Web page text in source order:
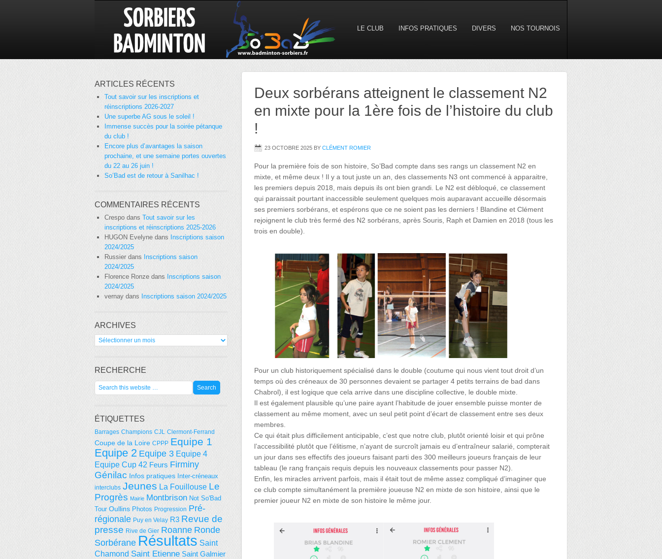
LE CLUB INFOS PRATIQUES DIVERS NOS TOURNOIS
Deux sorbérans atteignent le classement N2
en mixte pour la 1ère fois de l’histoire du club
!
23 OCTOBRE 2025 BY CLÉMENT ROMIER
Pour la première fois de son histoire, So’Bad compte dans ses rangs un classement N2 en
mixte, et même deux ! Il y a tout juste un an, des classements N3 ont commencé à apparaitre,
les premiers depuis 2018, mais depuis ils ont bien grandi. Le N2 est débloqué, ce classement
qui paraissait pourtant inaccessible seulement quelques mois auparavant accueille désormais
ses premiers sorbérans, et espérons que ce ne soient pas les derniers ! Blandine et Clément
rejoignent le club très fermé des N2 sorbérans, après Souris, Raph et Damien en 2018 (tous les
trois en double).
Pour un club historiquement spécialisé dans le double (coutume qui nous vient tout droit d’un
temps où des créneaux de 30 personnes devaient se partager 4 petits terrains de bad dans
Chabrol), il est logique que cela arrive dans une discipline collective, le double mixte.
Il est également plausible qu’une paire ayant l’habitude de jouer ensemble puisse monter de
classement au même moment, avec un seul petit point d’écart de classement entre ses deux
membres.
Ce qui était plus difficilement anticipable, c’est que notre club, plutôt orienté loisir et qui prône
l’accessibilité plutôt que l’élitisme, n’ayant de surcroît jamais eu d’entraîneur salarié, compterait
un jour dans ses effectifs des joueurs faisant parti des 300 meilleurs joueurs français de leur
tableau (le rang français requis depuis les nouveaux classements pour passer N2).
Enfin, les miracles arrivent parfois, mais il était tout de même assez compliqué d’imaginer que
ce club compte simultanément la première joueuse N2 en mixte de son histoire, ainsi que le
premier joueur N2 en mixte de son histoire le même jour.
ARTICLES RÉCENTS
Tout savoir sur les inscriptions et
réinscriptions 2026-2027
Une superbe AG sous le soleil !
Immense succès pour la soirée pétanque
du club !
Encore plus d’avantages la saison
prochaine, et une semaine portes ouvertes
du 22 au 26 juin !
So’Bad est de retour à Sanilhac !
COMMENTAIRES RÉCENTS
Crespo dans Tout savoir sur les
inscriptions et réinscriptions 2025-2026
HUGON Evelyne dans
Inscriptions saison
2024/2025
Russier dans Inscriptions saison
2024/2025
Florence Ronze dans Inscriptions saison
2024/2025
vernay dans Inscriptions saison 2024/2025
ARCHIVES
Archives
RECHERCHE
ÉTIQUETTES
Barrages Champions CJL Clermont-Ferrand
Coupe de la Loire CPPP Equipe 1
Equipe 2 Equipe 3 Equipe 4
Equipe Cup 42 Feurs Firminy
Génilac Infos pratiques Inter-créneaux
interclubs Jeunes La Fouillouse Le
Progrès Mairie Montbrison Not So'Bad
Tour Oullins Photos Progression Pré-
régionale Puy en Velay R3 Revue de
presse Rive de Gier Roanne Ronde
Sorbérane Résultats Saint
Chamond Saint Etienne Saint Galmier